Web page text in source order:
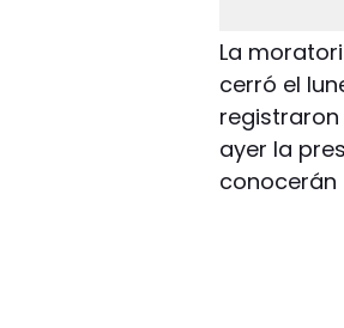
La
cerró el
ayer la
conocerán